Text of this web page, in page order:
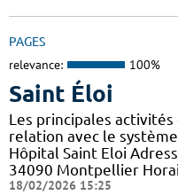
PAGES
relevance: 100%
Saint Éloi
Les principales
relation avec le
Hôpital Saint Eloi
34090 Montpellier
18/02/2026 15:25